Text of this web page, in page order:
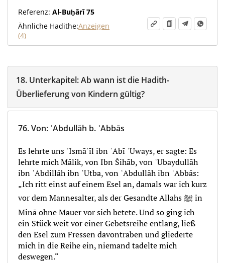
Referenz: Al-Buḫārī 75
Ähnliche Hadithe:Anzeigen
(4)
18. Unterkapitel:Ab wann ist die Hadith-
Überlieferung von Kindern gültig?
76.Von: ʿAbdullāh b. ʿAbbās
Es lehrte uns ʾIsmāʿīl ibn ʾAbī ʾUways, er sagte: Es
lehrte mich Mālik, von Ibn Šihāb, von ʿUbaydullāh
ibn ʿAbdillāh ibn ʿUtba, von ʿAbdullāh ibn ʿAbbās:
„Ich ritt einst auf einem Esel an, damals war ich kurz
vor dem Mannesalter, als der Gesandte Allahs ﷺ in
Minā ohne Mauer vor sich betete. Und so ging ich
ein Stück weit vor einer Gebetsreihe entlang, ließ
den Esel zum Fressen davontraben und gliederte
mich in die Reihe ein, niemand tadelte mich
deswegen.“